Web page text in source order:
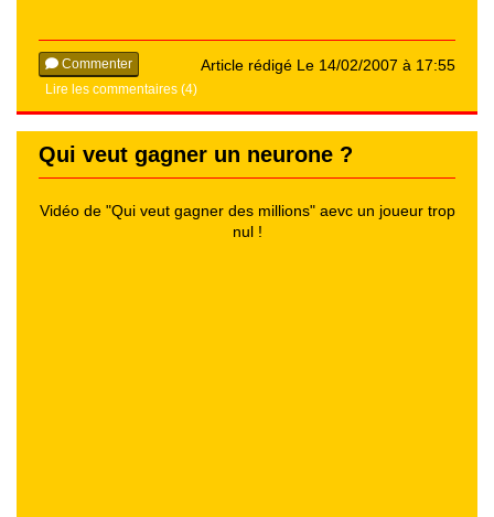
Article rédigé Le 14/02/2007 à 17:55
Commenter
Lire les commentaires (4)
Qui veut gagner un neurone ?
Vidéo de "Qui veut gagner des millions" aevc un joueur trop
nul !